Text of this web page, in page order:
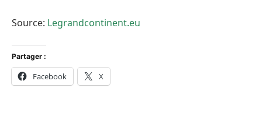
Source: Legrandcontinent.eu
Partager :
Facebook X